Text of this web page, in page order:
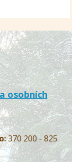
osobních
370 200 - 825